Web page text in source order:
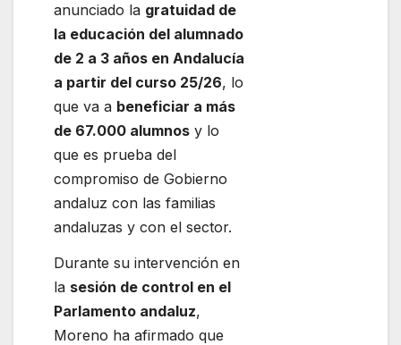
anunciado la gratuidad de
la educación del alumnado
de 2 a 3 años en Andalucía
a partir del curso 25/26, lo
que va a beneficiar a más
de 67.000 alumnos y lo
que es prueba del
compromiso de Gobierno
andaluz con las familias
andaluzas y con el sector.
Durante su intervención en
la sesión de control en el
Parlamento andaluz,
Moreno ha afirmado que